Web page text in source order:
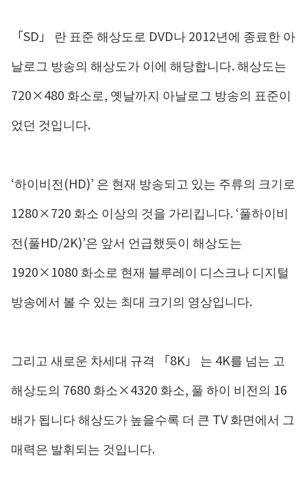
「SD」 란 표준 해상도로 DVD나 2012년에 종료한 아
날로그 방송의 해상도가 이에 해당합니다. 해상도는
720×480 화소로, 옛날까지 아날로그 방송의 표준이
었던 것입니다.
‘하이비전(HD)’ 은 현재 방송되고 있는 주류의 크기로
1280×720 화소 이상의 것을 가리킵니다. ‘풀하이비
전(풀HD/2K)’은 앞서 언급했듯이 해상도는
1920×1080 화소로 현재 블루레이 디스크나 디지털
방송에서 볼 수 있는 최대 크기의 영상입니다.
그리고 새로운 차세대 규격 「8K」 는 4K를 넘는 고
해상도의 7680 화소×4320 화소, 풀 하이 비전의 16
배가 됩니다 해상도가 높을수록 더 큰 TV 화면에서 그
매력은 발휘되는 것입니다.